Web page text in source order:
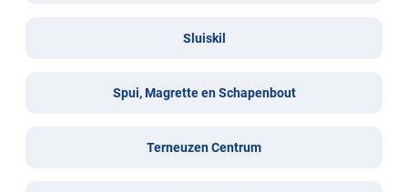
Sluiskil
Spui, Magrette en Schapenbout
Terneuzen Centrum